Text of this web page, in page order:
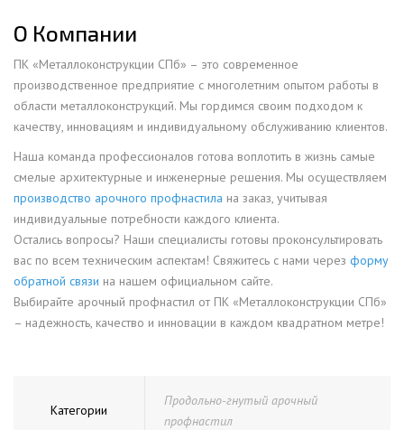
О Компании
ПК «Металлоконструкции СПб» – это современное
производственное предприятие с многолетним опытом работы в
области металлоконструкций. Мы гордимся своим подходом к
качеству, инновациям и индивидуальному обслуживанию клиентов.
Наша команда профессионалов готова воплотить в жизнь самые
смелые архитектурные и инженерные решения. Мы осуществляем
производство арочного профнастила на заказ, учитывая
индивидуальные потребности каждого клиента.
Остались вопросы? Наши специалисты готовы проконсультировать
вас по всем техническим аспектам! Свяжитесь с нами через форму
обратной связи на нашем официальном сайте.
Выбирайте арочный профнастил от ПК «Металлоконструкции СПб»
– надежность, качество и инновации в каждом квадратном метре!
Категории
Продольно-гнутый арочный
профнастил